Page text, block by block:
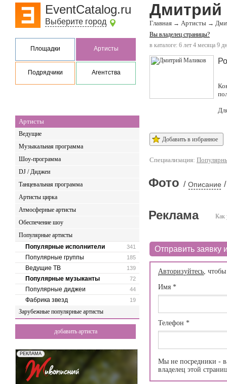
EventCatalog.ru
Выберите город
Площадки Артисты
Подрядчики Агентства
Артисты
Ведущие
Музыкальная программа
Шоу-программа
DJ / Диджеи
Танцевальная программа
Артисты цирка
Атмосферные артисты
Обеспечение шоу
Популярные артисты
341
Популярные исполнители
185
Популярные группы
139
Ведущие ТВ
72
Популярные музыканты
44
Популярные диджеи
19
Фабрика звезд
Зарубежные популярные артисты
добавить артиста
Дмитрий
Главная → Артисты →
Вы владелец страницы?
в каталоге: 6 лет 4 месяца 9
Добавить в избранное
Специализация:
Фото / Описание /
Как
Реклама
Отправить заявку
Авторизуйтесь,
Имя *
Телефон *
Мы не посредники -
владелец этой